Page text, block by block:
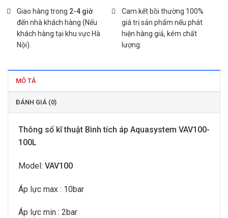
Giao hàng trong 2-4 giờ
đến nhà khách hàng (Nếu
khách hàng tại khu vực Hà
Nội).
Cam kết bồi thường 100%
giá trị sản phẩm nếu phát
hiện hàng giả, kém chất
lượng.
MÔ TẢ
ĐÁNH GIÁ (0)
Thông số kĩ thuật Bình tích áp Aquasystem VAV100-
100L
Model: VAV100
Áp lực max : 10bar
Áp lực min : 2bar